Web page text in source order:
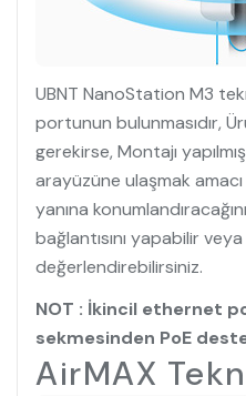
UBNT NanoStation M3
portunun bulunmasıdır,
gerekirse, Montajı
arayüzüne ulaşmak
yanına
bağlantısını yapabilir
değerlendirebilirsiniz.
NOT : İkincil ethernet
sekmesinden PoE
AirMAX